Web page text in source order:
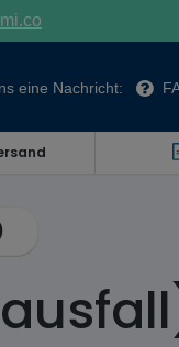
eine Nachricht: